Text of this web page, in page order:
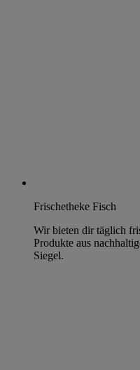
Frischetheke Fisch
Wir bieten dir täglich
Produkte aus
Siegel.